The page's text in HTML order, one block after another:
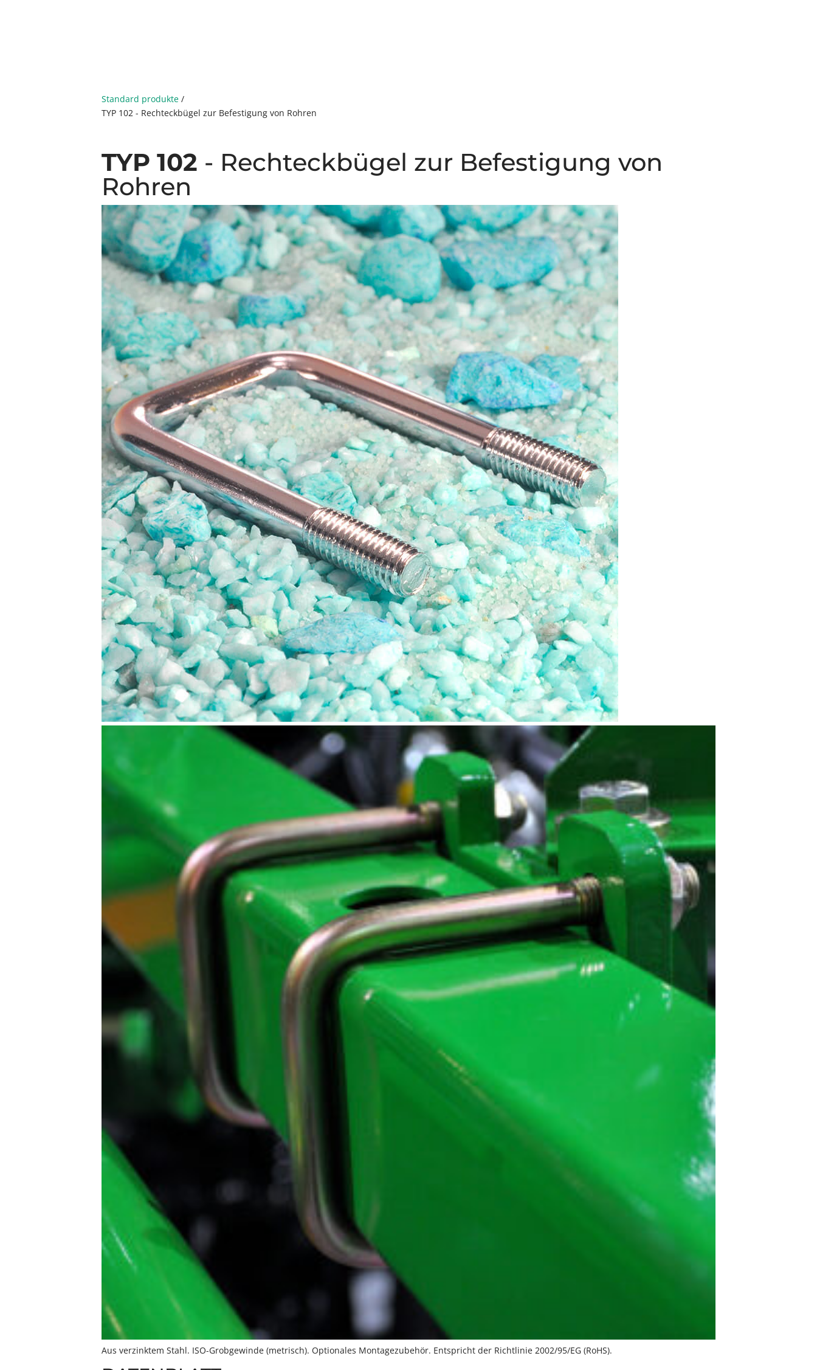
Standard produkte /
TYP 102 - Rechteckbügel zur Befestigung von Rohren
TYP 102 - Rechteckbügel zur Befestigung von
Rohren
Aus verzinktem Stahl. ISO-Grobgewinde (metrisch). Optionales Montagezubehör. Entspricht der Richtlinie 2002/95/EG (RoHS).